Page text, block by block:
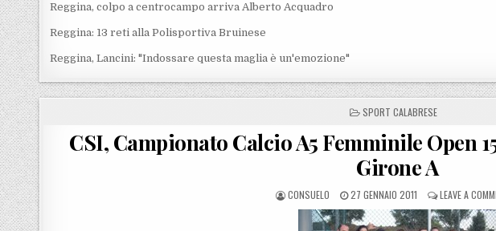
Reggina, colpo a centrocampo arriva Alberto Acquadro
Reggina: 13 reti alla Polisportiva Bruinese
Reggina, Lancini: "Indossare questa maglia è un'emozione"
POSTED IN
SPORT CALABRESE
CSI, Campionato Calcio A5 Femminile Open
Girone A
POSTED BY
CONSUELO POSTED ON
27 GENNAIO 2011 LEAVE A